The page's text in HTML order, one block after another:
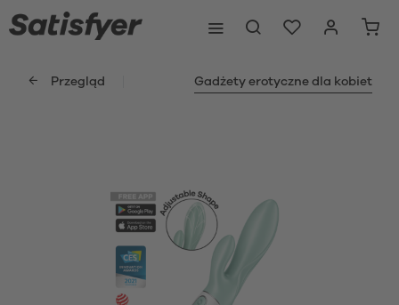
Przegląd Gadżety erotyczne dla kobiet